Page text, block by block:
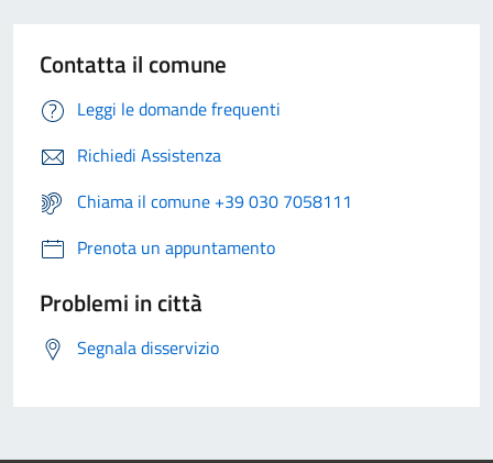
Contatta il comune
Leggi le domande frequenti
Richiedi Assistenza
Chiama il comune +39 030 7058111
Prenota un appuntamento
Problemi in città
Segnala disservizio